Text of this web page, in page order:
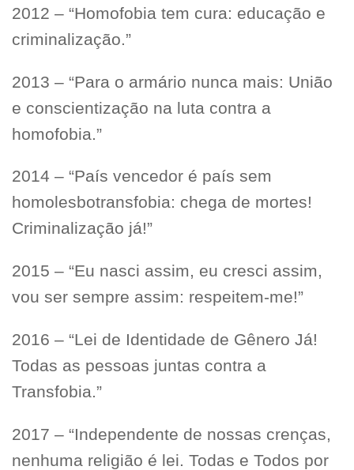
2012 – “Homofobia tem cura: educação e
criminalização.”
2013 – “Para o armário nunca mais: União
e conscientização na luta contra a
homofobia.”
2014 – “País vencedor é país sem
homolesbotransfobia: chega de mortes!
Criminalização já!”
2015 – “Eu nasci assim, eu cresci assim,
vou ser sempre assim: respeitem-me!”
2016 – “Lei de Identidade de Gênero Já!
Todas as pessoas juntas contra a
Transfobia.”
2017 – “Independente de nossas crenças,
nenhuma religião é lei. Todas e Todos por